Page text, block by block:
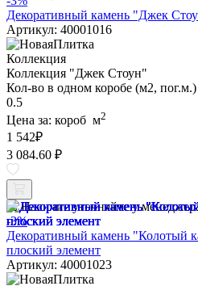
Декоративный камень "Джек
Артикул: 40001016
Коллекция
Коллекция "Джек Стоун"
Кол-во в одном коробе (м2, пог.м.)
0.5
Цена за: короб м2
1 542₽
3 084.60 ₽
Наличие уточняйте у
-3%
Декоративный камень "Колотый
плоский элемент
Артикул: 40001023